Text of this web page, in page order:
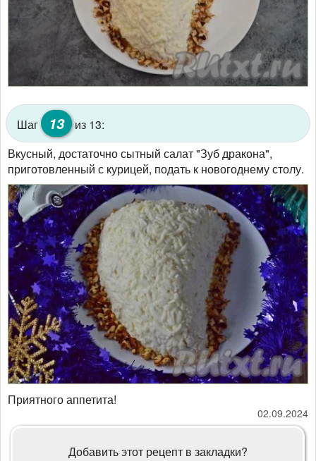
Шаг 13 из 13:
Вкусный, достаточно сытный салат "Зуб дракона",
приготовленный с курицей, подать к новогоднему столу.
Приятного аппетита!
02.09.2024
Добавить этот рецепт в закладки?